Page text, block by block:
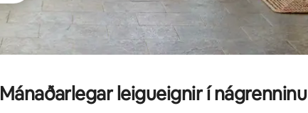
Mánaðarlegar leigueignir í nágrenninu